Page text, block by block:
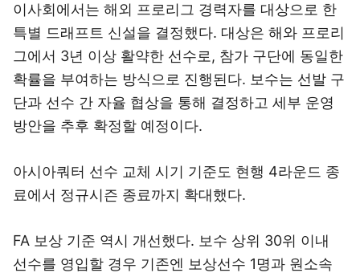
이사회에서는 해외 프로리그 경력자를 대상으로 한
특별 드래프트 신설을 결정했다. 대상은 해와 프로리
그에서 3년 이상 활약한 선수로, 참가 구단에 동일한
확률을 부여하는 방식으로 진행된다. 보수는 선발 구
단과 선수 간 자율 협상을 통해 결정하고 세부 운영
방안을 추후 확정할 예정이다.
아시아쿼터 선수 교체 시기 기준도 현행 4라운드 종
료에서 정규시즌 종료까지 확대했다.
FA 보상 기준 역시 개선했다. 보수 상위 30위 이내
선수를 영입할 경우 기존엔 보상선수 1명과 원소속